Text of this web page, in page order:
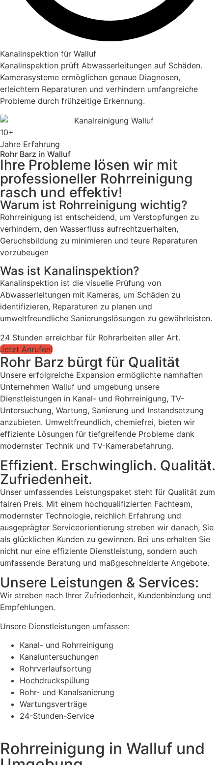
Kanalinspektion für Walluf
Kanalinspektion prüft Abwasserleitungen auf Schäden.
Kamerasysteme ermöglichen genaue Diagnosen,
erleichtern Reparaturen und verhindern umfangreiche
Probleme durch frühzeitige Erkennung.
10+
Jahre Erfahrung
Rohr Barz in Walluf
Ihre Probleme lösen wir mit
professioneller Rohrreinigung
rasch und effektiv!
Warum ist Rohrreinigung wichtig?
Rohrreinigung ist entscheidend, um Verstopfungen zu
verhindern, den Wasserfluss aufrechtzuerhalten,
Geruchsbildung zu minimieren und teure Reparaturen
vorzubeugen
Was ist Kanalinspektion?
Kanalinspektion ist die visuelle Prüfung von
Abwasserleitungen mit Kameras, um Schäden zu
identifizieren, Reparaturen zu planen und
umweltfreundliche Sanierungslösungen zu gewährleisten.
24 Stunden erreichbar für Rohrarbeiten aller Art.
Jetzt Anrufen!
Rohr Barz bürgt für Qualität
Unsere erfolgreiche Expansion ermöglichte namhaften
Unternehmen Walluf und umgebung unsere
Dienstleistungen in Kanal- und Rohrreinigung, TV-
Untersuchung, Wartung, Sanierung und Instandsetzung
anzubieten. Umweltfreundlich, chemiefrei, bieten wir
effiziente Lösungen für tiefgreifende Probleme dank
modernster Technik und TV-Kamerabefahrung.
Effizient. Erschwinglich. Qualität.
Zufriedenheit.
Unser umfassendes Leistungspaket steht für Qualität zum
fairen Preis. Mit einem hochqualifizierten Fachteam,
modernster Technologie, reichlich Erfahrung und
ausgeprägter Serviceorientierung streben wir danach, Sie
als glücklichen Kunden zu gewinnen. Bei uns erhalten Sie
nicht nur eine effiziente Dienstleistung, sondern auch
umfassende Beratung und maßgeschneiderte Angebote.
Unsere Leistungen & Services:
Wir streben nach Ihrer Zufriedenheit, Kundenbindung und
Empfehlungen.
Unsere Dienstleistungen umfassen:
Kanal- und Rohrreinigung
Kanaluntersuchungen
Rohrverlaufsortung
Hochdruckspülung
Rohr- und Kanalsanierung
Wartungsverträge
24-Stunden-Service
Rohrreinigung in Walluf und